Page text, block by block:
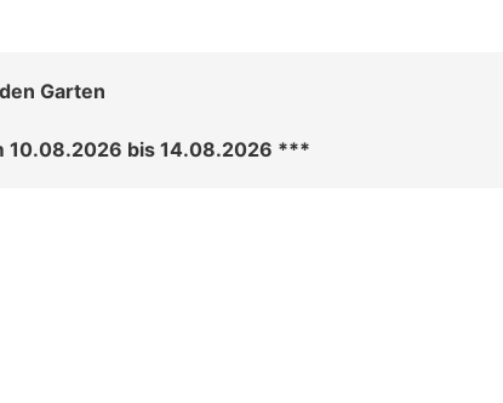
Garten
10.08.2026 bis 14.08.2026 ***